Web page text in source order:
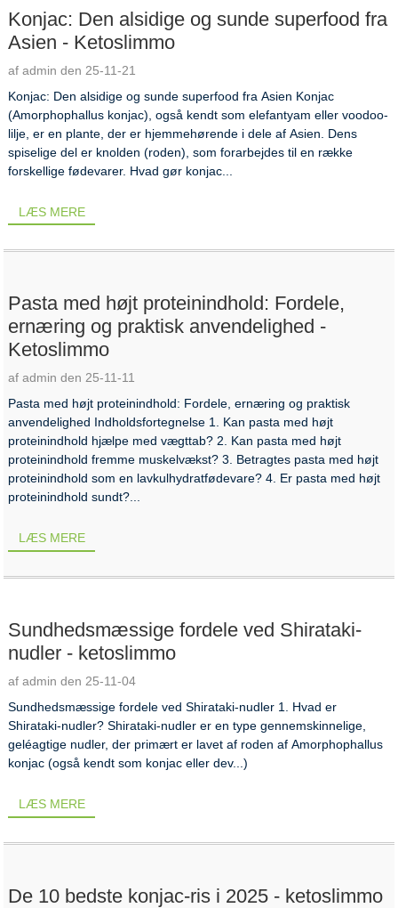
Konjac: Den alsidige og sunde superfood fra
Asien - Ketoslimmo
af admin den 25-11-21
Konjac: Den alsidige og sunde superfood fra Asien Konjac
(Amorphophallus konjac), også kendt som elefantyam eller voodoo-
lilje, er en plante, der er hjemmehørende i dele af Asien. Dens
spiselige del er knolden (roden), som forarbejdes til en række
forskellige fødevarer. Hvad gør konjac...
LÆS MERE
Pasta med højt proteinindhold: Fordele,
ernæring og praktisk anvendelighed -
Ketoslimmo
af admin den 25-11-11
Pasta med højt proteinindhold: Fordele, ernæring og praktisk
anvendelighed Indholdsfortegnelse 1. Kan pasta med højt
proteinindhold hjælpe med vægttab? 2. Kan pasta med højt
proteinindhold fremme muskelvækst? 3. Betragtes pasta med højt
proteinindhold som en lavkulhydratfødevare? 4. Er pasta med højt
proteinindhold sundt?...
LÆS MERE
Sundhedsmæssige fordele ved Shirataki-
nudler - ketoslimmo
af admin den 25-11-04
Sundhedsmæssige fordele ved Shirataki-nudler 1. Hvad er
Shirataki-nudler? Shirataki-nudler er en type gennemskinnelige,
geléagtige nudler, der primært er lavet af roden af ​​Amorphophallus
konjac (også kendt som konjac eller dev...)
LÆS MERE
De 10 bedste konjac-ris i 2025 - ketoslimmo